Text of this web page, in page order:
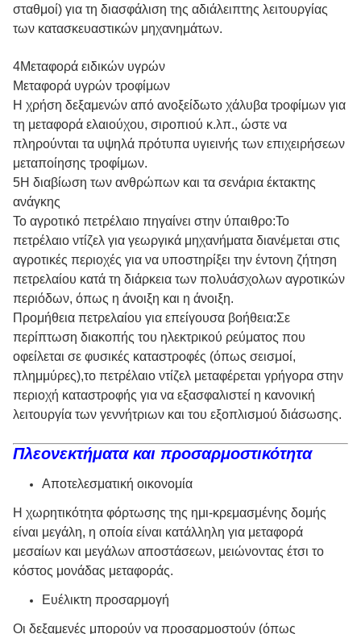
σταθμοί) για τη διασφάλιση της αδιάλειπτης λειτουργίας
των κατασκευαστικών μηχανημάτων.
4Μεταφορά ειδικών υγρών
Μεταφορά υγρών τροφίμων
Η χρήση δεξαμενών από ανοξείδωτο χάλυβα τροφίμων για
τη μεταφορά ελαιούχου, σιροπιού κ.λπ., ώστε να
πληρούνται τα υψηλά πρότυπα υγιεινής των επιχειρήσεων
μεταποίησης τροφίμων.
5Η διαβίωση των ανθρώπων και τα σενάρια έκτακτης
ανάγκης
Το αγροτικό πετρέλαιο πηγαίνει στην ύπαιθρο:Το
πετρέλαιο ντίζελ για γεωργικά μηχανήματα διανέμεται στις
αγροτικές περιοχές για να υποστηρίξει την έντονη ζήτηση
πετρελαίου κατά τη διάρκεια των πολυάσχολων αγροτικών
περιόδων, όπως η άνοιξη και η άνοιξη.
Προμήθεια πετρελαίου για επείγουσα βοήθεια:Σε
περίπτωση διακοπής του ηλεκτρικού ρεύματος που
οφείλεται σε φυσικές καταστροφές (όπως σεισμοί,
πλημμύρες),το πετρέλαιο ντίζελ μεταφέρεται γρήγορα στην
περιοχή καταστροφής για να εξασφαλιστεί η κανονική
λειτουργία των γεννήτριων και του εξοπλισμού διάσωσης.
Πλεονεκτήματα και προσαρμοστικότητα
Αποτελεσματική οικονομία
Η χωρητικότητα φόρτωσης της ημι-κρεμασμένης δομής
είναι μεγάλη, η οποία είναι κατάλληλη για μεταφορά
μεσαίων και μεγάλων αποστάσεων, μειώνοντας έτσι το
κόστος μονάδας μεταφοράς.
Ευέλικτη προσαρμογή
Οι δεξαμενές μπορούν να προσαρμοστούν (όπως